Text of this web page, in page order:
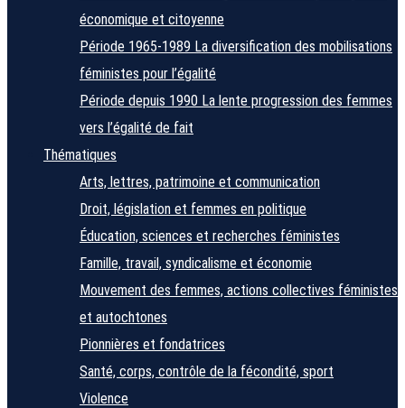
économique et citoyenne
Période 1965-1989 La diversification des mobilisations
féministes pour l’égalité
Période depuis 1990 La lente progression des femmes
vers l’égalité de fait
Thématiques
Arts, lettres, patrimoine et communication
Droit, législation et femmes en politique
Éducation, sciences et recherches féministes
Famille, travail, syndicalisme et économie
Mouvement des femmes, actions collectives féministes
et autochtones
Pionnières et fondatrices
Santé, corps, contrôle de la fécondité, sport
Violence